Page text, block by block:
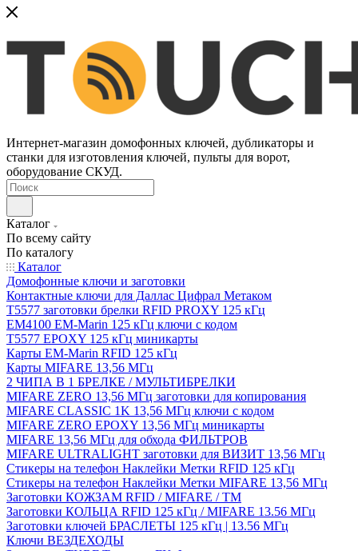
Интернет-магазин домофонных ключей, дубликаторы и
станки для изготовления ключей, пульты для ворот,
оборудование СКУД.
Каталог
По всему сайту
По каталогу
Каталог
Домофонные ключи и заготовки
Контактные ключи для Даллас Цифрал Метаком
T5577 заготовки брелки RFID PROXY 125 кГц
EM4100 EM-Marin 125 кГц ключи с кодом
T5577 EPOXY 125 кГц миникарты
Карты EM-Marin RFID 125 кГц
Карты MIFARE 13,56 МГц
2 ЧИПА В 1 БРЕЛКЕ / МУЛЬТИБРЕЛКИ
MIFARE ZERO 13,56 МГц заготовки для копирования
MIFARE CLASSIC 1K 13,56 МГц ключи с кодом
MIFARE ZERO EPOXY 13,56 МГц миникарты
MIFARE 13,56 МГц для обхода ФИЛЬТРОВ
MIFARE ULTRALIGHT заготовки для ВИЗИТ 13,56 МГц
Стикеры на телефон Наклейки Метки RFID 125 кГц
Стикеры на телефон Наклейки Метки MIFARE 13,56 МГц
Заготовки КОЖЗАМ RFID / MIFARE / TM
Заготовки КОЛЬЦА RFID 125 кГц / MIFARE 13.56 МГц
Заготовки ключей БРАСЛЕТЫ 125 кГц | 13.56 МГц
Ключи ВЕЗДЕХОДЫ